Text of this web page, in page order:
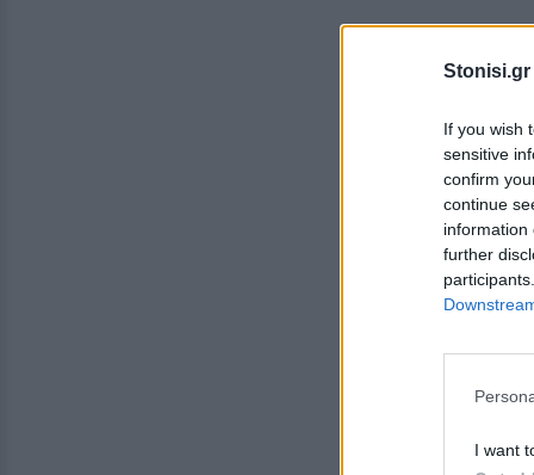
Stonisi.gr
If you wish
sensitive
confirm
continue
information
further
I want